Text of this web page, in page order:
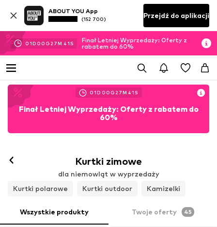
ABOUT YOU App
(152 700) Przejdź do aplikacji
01D 00 G 27M 38 S
Finał Letniej Wyprzedaży: Oferty z
rabatem do 60%
01D 00 G 27M 38 S
Finał Letniej Wyprzedaży: Oferty z rabatem do
60%
Kurtki zimowe
dla niemowląt w wyprzedaży
Kurtki polarowe
Kurtki outdoor Kamizelki
Wszystkie produkty Twoje oferty 45